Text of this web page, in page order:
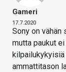
Gameri
17.7.2020
Sony on vähän
mutta paukut
ammattitason